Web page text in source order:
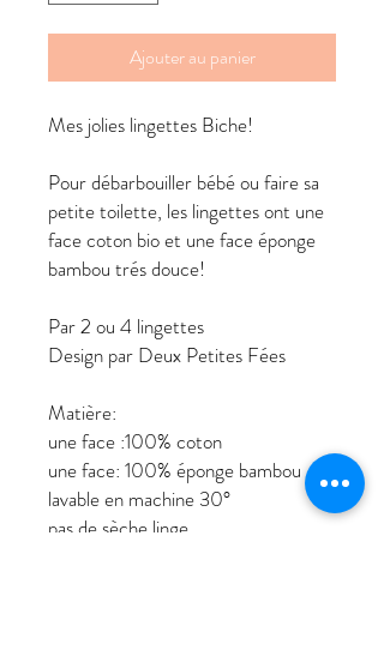
Ajouter au panier
Mes jolies lingettes Biche!
Pour débarbouiller bébé ou faire sa
petite toilette, les lingettes ont une
face coton bio et une face éponge
bambou trés douce!
Par 2 ou 4 lingettes
Design par Deux Petites Fées
Matière:
une face :100% coton
une face: 100% éponge bambou
lavable en machine 30°
pas de sèche linge